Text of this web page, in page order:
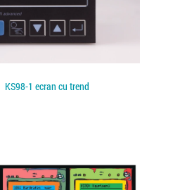
KS98-1 ecran cu trend